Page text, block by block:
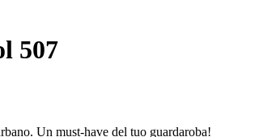
507
Un must-have del tuo guardaroba!